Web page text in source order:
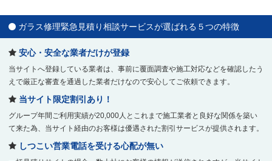
ガラス修理緊急見積り相談サービスが選ばれる５つの特徴
安心・安全な業者だけが登録
当サイトへ登録している業者は、事前に覆面調査や施工対応などを確認したう
えで厳正な審査を通過した業者だけなので安心してご依頼できます。
当サイト限定割引あり！
グループ年間ご利用実績が20,000人とこれまで施工業者と良好な関係を築い
て来た為、当サイト経由のお客様は優遇された割引サービスが提供されます。
しつこい営業電話を受ける心配が無い